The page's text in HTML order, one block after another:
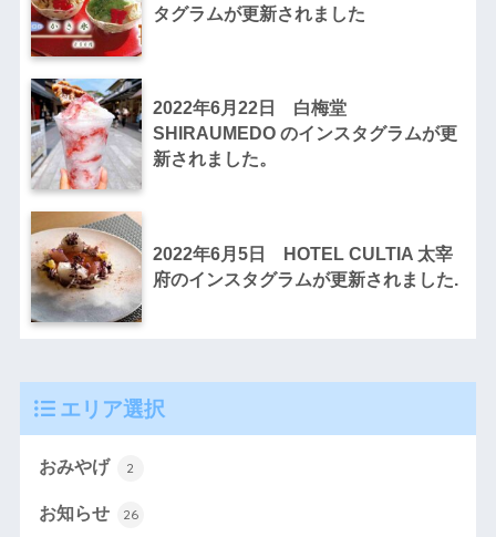
タグラムが更新されました
2022年6月22日 白梅堂
SHIRAUMEDO のインスタグラムが更
新されました。
2022年6月5日 HOTEL CULTIA 太宰
府のインスタグラムが更新されました.
エリア選択
おみやげ 2
お知らせ 26